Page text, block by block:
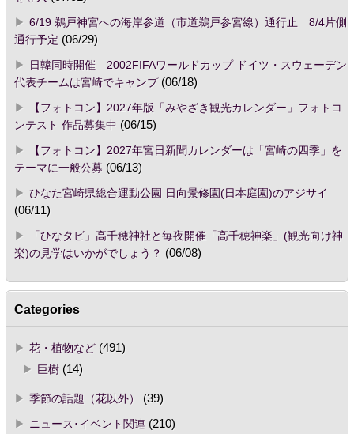
6/19 鵜戸神宮への海岸参道（市道鵜戸参宮線）通行止 8/4片側
通行予定 (06/29)
日韓同時開催 2002FIFAワールドカップ ドイツ・スウェーデン
代表チームは宮崎でキャンプ(06/18)
【フォトコン】2027年版「みやざき観光カレンダー」フォトコ
ンテスト 作品募集中 (06/15)
【フォトコン】2027年宮日新聞カレンダーは「宮崎の四季」を
テーマに一般公募 (06/13)
ひなた宮崎県総合運動公園 日向景修園(日本庭園)のアジサイ
(06/11)
「ひなタビ」高千穂神社と毎夜開催「高千穂神楽」(観光向け神
楽)の見学はいかがでしょう？ (06/08)
Categories
花・植物など(491)
巨樹(14)
季節の話題（花以外）
(39)
ニュース･イベント関連 (210)